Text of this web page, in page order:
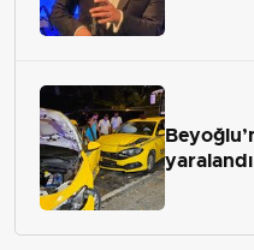
yaralandı